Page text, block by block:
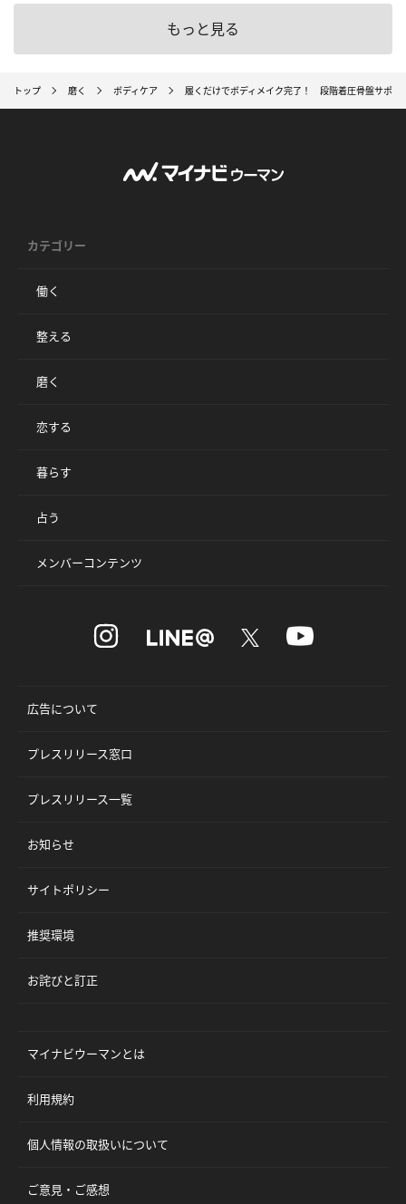
もっと見る
トップ 磨く ボディケア 履くだけでボディメイク完了！ 段階着圧骨盤サポー
カテゴリー
働く
整える
磨く
恋する
暮らす
占う
メンバーコンテンツ
広告について
プレスリリース窓口
プレスリリース一覧
お知らせ
サイトポリシー
推奨環境
お詫びと訂正
マイナビウーマンとは
利用規約
個人情報の取扱いについて
ご意見・ご感想